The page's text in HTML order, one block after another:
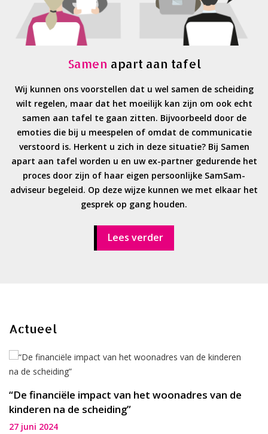
Samen apart aan tafel
Wij kunnen ons voorstellen dat u wel samen de scheiding
wilt regelen, maar dat het moeilijk kan zijn om ook echt
samen aan tafel te gaan zitten. Bijvoorbeeld door de
emoties die bij u meespelen of omdat de communicatie
verstoord is. Herkent u zich in deze situatie? Bij Samen
apart aan tafel worden u en uw ex-partner gedurende het
proces door zijn of haar eigen persoonlijke SamSam-
adviseur begeleid. Op deze wijze kunnen we met elkaar het
gesprek op gang houden.
Lees verder
Actueel
“De financiële impact van het woonadres van de
kinderen na de scheiding”
27 juni 2024